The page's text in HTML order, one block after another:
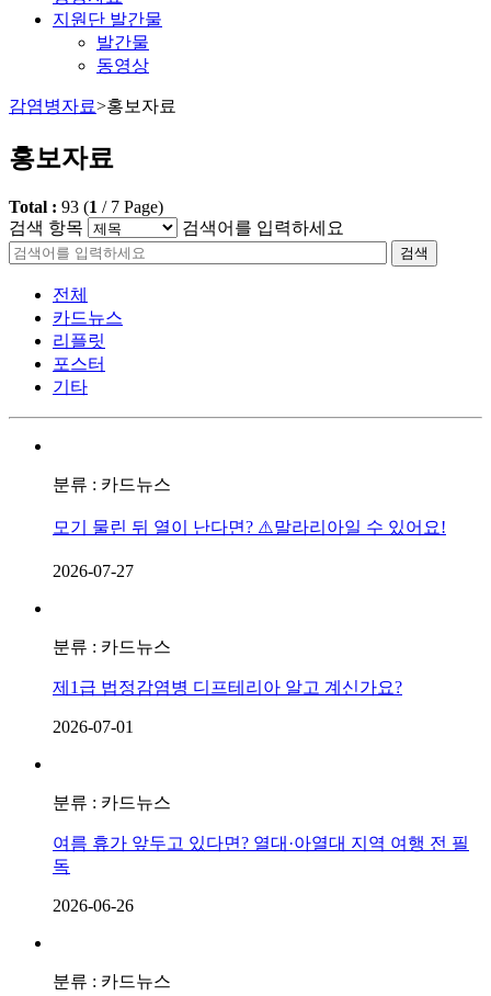
지원단 발간물
발간물
동영상
감염병자료>홍보자료
홍보자료
Total : 93 (1 / 7 Page)
검색 항목
검색어를 입력하세요
검색
전체
카드뉴스
리플릿
포스터
기타
분류 : 카드뉴스
모기 물린 뒤 열이 난다면? ⚠️말라리아일 수 있어요!
2026-07-27
분류 : 카드뉴스
제1급 법정감염병 디프테리아 알고 계신가요?
2026-07-01
분류 : 카드뉴스
여름 휴가 앞두고 있다면? 열대·아열대 지역 여행 전 필
독
2026-06-26
분류 : 카드뉴스